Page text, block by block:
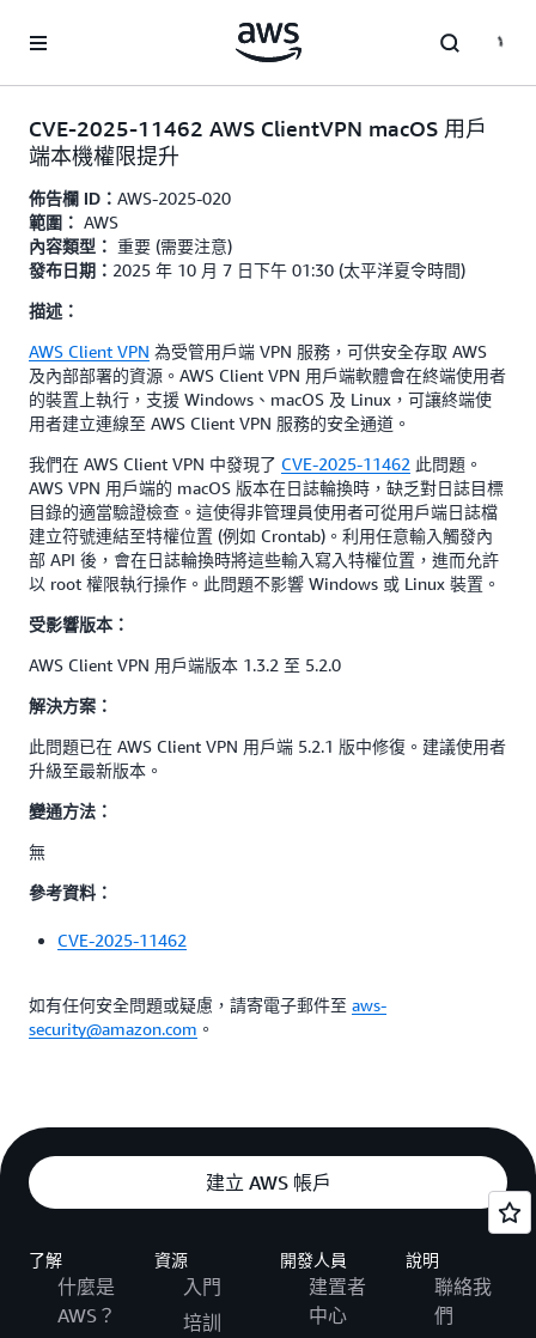
CVE-2025-11462 AWS ClientVPN macOS 用戶
端本機權限提升
佈告欄 ID： AWS-2025-020
範圍： AWS
內容類型： 重要 (需要注意)
發布日期： 2025 年 10 月 7 日下午 01:30 (太平洋夏令時間)
描述：
AWS Client VPN 為受管用戶端 VPN 服務，可供安全存取 AWS
及內部部署的資源。AWS Client VPN 用戶端軟體會在終端使用者
的裝置上執行，支援 Windows、macOS 及 Linux，可讓終端使
用者建立連線至 AWS Client VPN 服務的安全通道。
我們在 AWS Client VPN 中發現了 CVE-2025-11462 此問題。
AWS VPN 用戶端的 macOS 版本在日誌輪換時，缺乏對日誌目標
目錄的適當驗證檢查。這使得非管理員使用者可從用戶端日誌檔
建立符號連結至特權位置 (例如 Crontab)。利用任意輸入觸發內
部 API 後，會在日誌輪換時將這些輸入寫入特權位置，進而允許
以 root 權限執行操作。此問題不影響 Windows 或 Linux 裝置。
受影響版本：
AWS Client VPN 用戶端版本 1.3.2 至 5.2.0
解決方案：
此問題已在 AWS Client VPN 用戶端 5.2.1 版中修復。建議使用者
升級至最新版本。
變通方法：
無
參考資料：
CVE-2025-11462
如有任何安全問題或疑慮，請寄電子郵件至 aws-
security@amazon.com 。
建立 AWS 帳戶
了解
什麼是
AWS？
資源
入門
培訓
開發人員
建置者
中心
說明
聯絡我
們